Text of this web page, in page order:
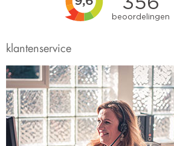
klantenservice